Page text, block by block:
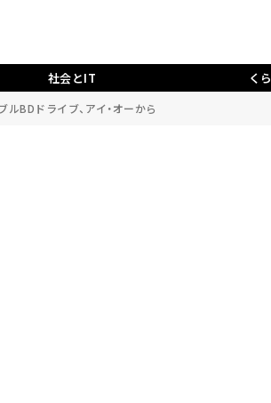
社会とIT く
BDドライブ、アイ・オーから